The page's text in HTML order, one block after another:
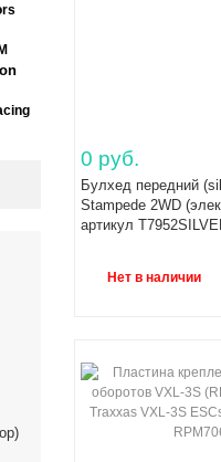
0 руб.
Булхед передний
Stampede 2WD
артикул
Нет в наличии